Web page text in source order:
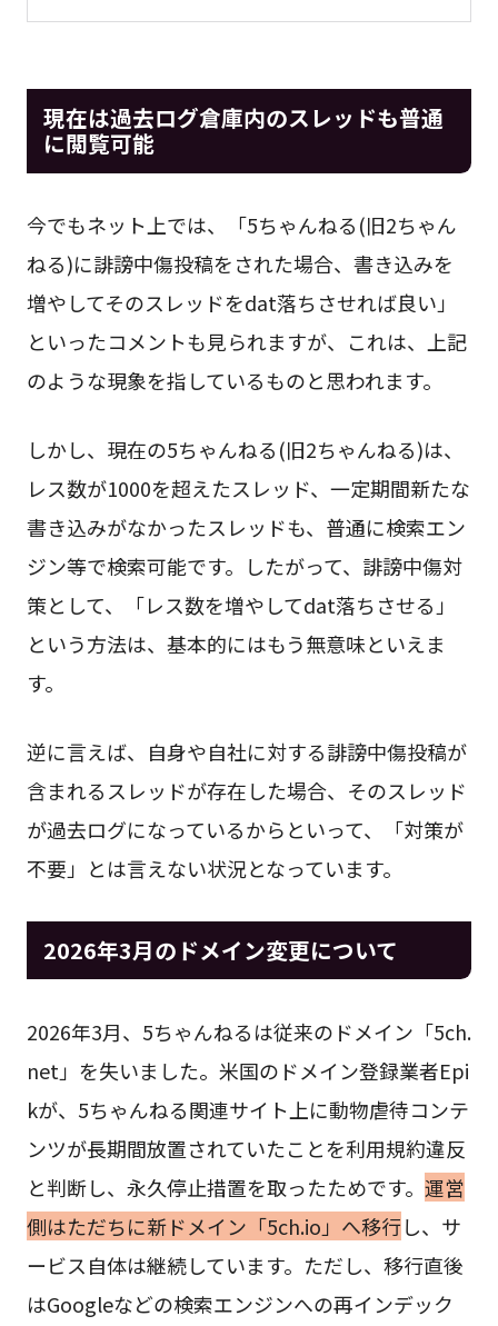
現在は過去ログ倉庫内のスレッドも普通
に閲覧可能
今でもネット上では、「5ちゃんねる(旧2ちゃん
ねる)に誹謗中傷投稿をされた場合、書き込みを
増やしてそのスレッドをdat落ちさせれば良い」
といったコメントも見られますが、これは、上記
のような現象を指しているものと思われます。
しかし、現在の5ちゃんねる(旧2ちゃんねる)は、
レス数が1000を超えたスレッド、一定期間新たな
書き込みがなかったスレッドも、普通に検索エン
ジン等で検索可能です。したがって、誹謗中傷対
策として、「レス数を増やしてdat落ちさせる」
という方法は、基本的にはもう無意味といえま
す。
逆に言えば、自身や自社に対する誹謗中傷投稿が
含まれるスレッドが存在した場合、そのスレッド
が過去ログになっているからといって、「対策が
不要」とは言えない状況となっています。
2026年3月のドメイン変更について
2026年3月、5ちゃんねるは従来のドメイン「5ch.
net」を失いました。米国のドメイン登録業者Epi
kが、5ちゃんねる関連サイト上に動物虐待コンテ
ンツが長期間放置されていたことを利用規約違反
と判断し、永久停止措置を取ったためです。 運営
側はただちに新ドメイン「5ch.io」へ移行し、サ
ービス自体は継続しています。ただし、移行直後
はGoogleなどの検索エンジンへの再インデック